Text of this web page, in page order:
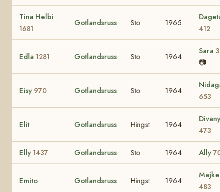
Tina Helbi
1681
Gotlandsruss Sto 1965
412
Edla 1281 Gotlandsruss Sto 1964
Sara
📷
Eisy 970 Gotlandsruss Sto 1964
653
Elit Gotlandsruss Hingst 1964
Divany
473
Elly 1437 Gotlandsruss Sto 1964 Ally
Emito Gotlandsruss Hingst 1964
483